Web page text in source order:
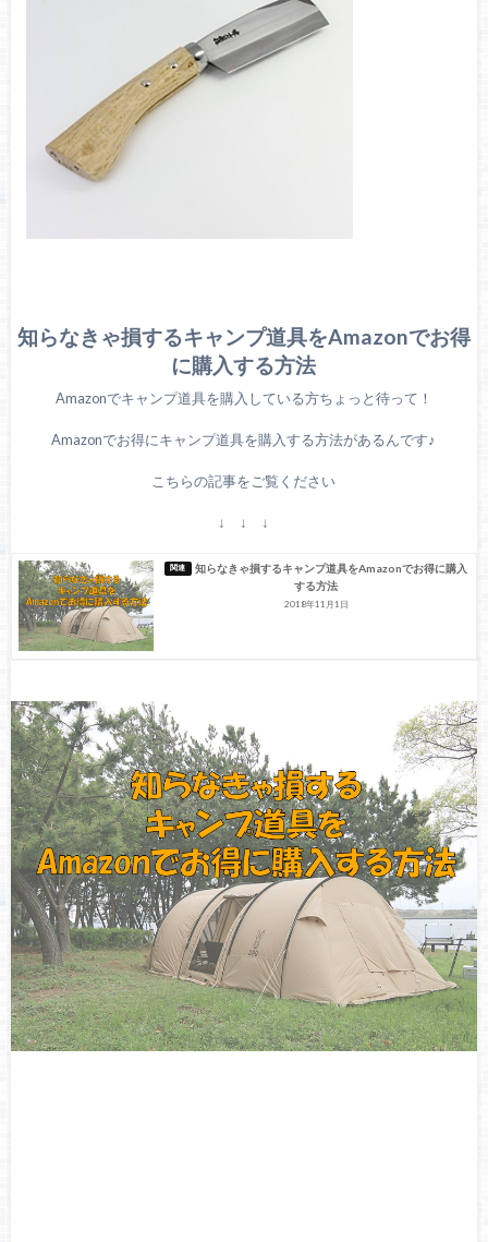
知らなきゃ損するキャンプ道具をAmazonでお得
に購入する方法
Amazonでキャンプ道具を購入している方ちょっと待って！
Amazonでお得にキャンプ道具を購入する方法があるんです♪
こちらの記事をご覧ください
↓ ↓ ↓
知らなきゃ損するキャンプ道具をAmazonでお得に購入
する方法
2018年11月1日